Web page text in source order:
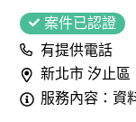
案件已認證
有提供電話
新北市 汐止區
服務內容：資